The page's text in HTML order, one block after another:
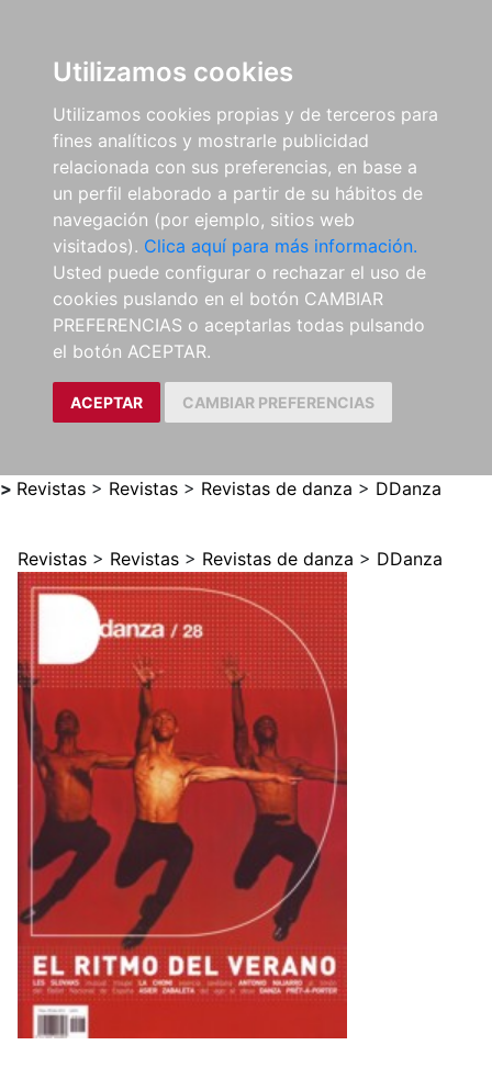
Utilizamos cookies
Utilizamos cookies propias y de terceros para
fines analíticos y mostrarle publicidad
relacionada con sus preferencias, en base a
un perfil elaborado a partir de su hábitos de
navegación (por ejemplo, sitios web
visitados). Clica aquí para más información.
Usted puede configurar o rechazar el uso de
cookies puslando en el botón CAMBIAR
PREFERENCIAS o aceptarlas todas pulsando
el botón ACEPTAR.
ACEPTAR CAMBIAR PREFERENCIAS
> Revistas > Revistas > Revistas de danza > DDanza
Revistas > Revistas > Revistas de danza > DDanza